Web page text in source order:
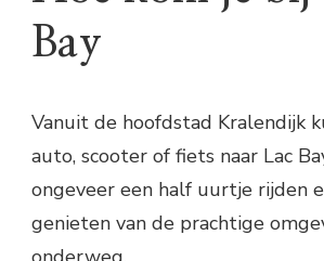
Bay
Vanuit de hoofdstad Kralendijk
auto, scooter of fiets naar Lac
ongeveer een half uurtje rijden
genieten van de prachtige